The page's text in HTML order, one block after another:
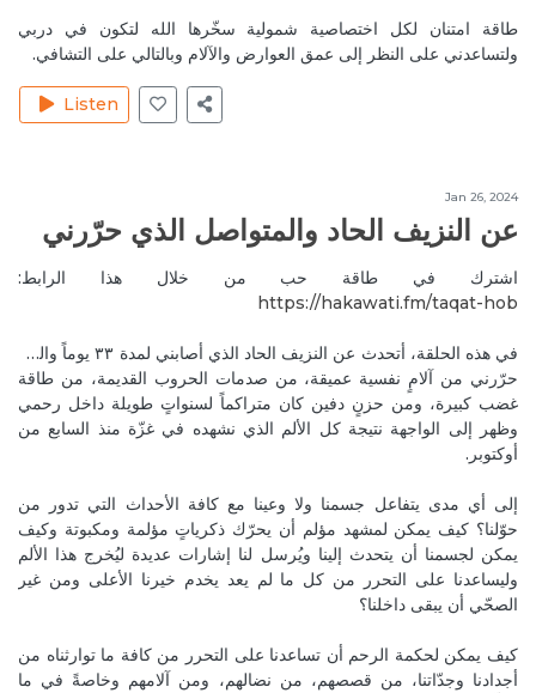
Mireille and Rodrigue for this very interesting and
awakening discussion.
Reply
RitaH1 Sep 2, 2020
So what has to be done to break this collective wrong
consciousness? What way of thinking is required to be
the healing?
الذاكرة الجماعية والوعي الجماعي Reply
RitaH1 Sep 2, 2020
and all over the world🙏🏻❤️
الذاكرة الجماعية والوعي الجماعي Reply
MireilleeH Sep 9, 2020
dear 🙏💜😘
الذاكرة الجماعية والوعي الجماعي Reply
طاقة امتنان لكل اختصاصية شمولية سخّرها الله لتكون في دربي
ولتساعدني على النظر إلى عمق العوارض والآلام وبالتالي على التشافي.
Listen
Jan 26, 2024
عن النزيف الحاد والمتواصل الذي حرّرني
اشترك في طاقة حب من خلال هذا الرابط:
https://hakawati.fm/taqat-hob‬
في هذه الحلقة، أتحدث عن النزيف الحاد الذي أصابني لمدة ٣٣ يوماً والذي
حرّرني من آلامٍ نفسية عميقة، من صدمات الحروب القديمة، من طاقة
غضب كبيرة، ومن حزنٍ دفين كان متراكماً لسنواتٍ طويلة داخل رحمي
وظهر إلى الواجهة نتيجة كل الألم الذي نشهده في غزّة منذ السابع من
أوكتوبر.
إلى أي مدى يتفاعل جسمنا ولا وعينا مع كافة الأحداث التي تدور من
حوّلنا؟ كيف يمكن لمشهد مؤلم أن يحرّك ذكرياتٍ مؤلمة ومكبوتة وكيف
يمكن لجسمنا أن يتحدث إلينا ويُرسل لنا إشارات عديدة ليُخرج هذا الألم
وليساعدنا على التحرر من كل ما لم يعد يخدم خيرنا الأعلى ومن غير
الصحّي أن يبقى داخلنا؟
كيف يمكن لحكمة الرحم أن تساعدنا على التحرر من كافة ما توارثناه من
أجدادنا وجدّاتنا، من قصصهم، من نضالهم، ومن آلامهم وخاصةً في ما